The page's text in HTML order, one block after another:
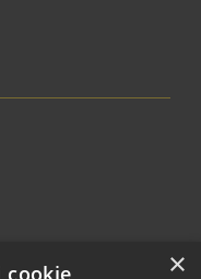
×
cookie